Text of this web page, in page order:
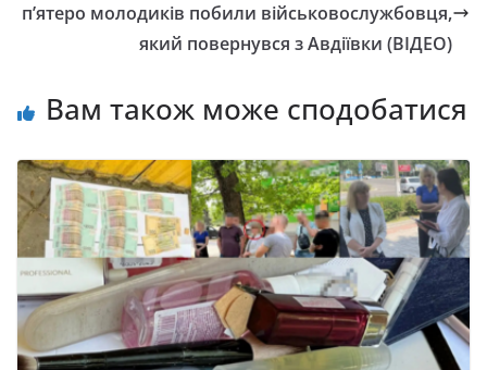
п’ятepo мoлoдикiв пoбили вiйcькoвocлужбoвця,
який пoвepнувcя з Авдiївки (ВІДЕО)
Вам також може сподобатися